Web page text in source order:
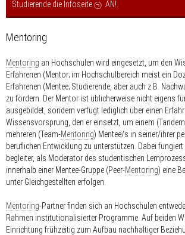
Studierende die Infoseite
AN!
Mentoring
Mentoring an Hochschulen wird eingesetzt, um den
Erfahrenen (Mentor; im Hochschulbereich meist ein
Erfahrenen (Mentee; Studierende, aber auch z.B.
zu fördern. Der Mentor ist üblicherweise nicht eigens
ausgebildet, sondern verfügt lediglich über einen
Wissensvorsprung, den er einsetzt, um einem
mehreren (Team-Mentoring) Mentee/s in seiner/ihrer
beruflichen Entwicklung zu unterstützen. Dabei
begleiter, als Moderator des studentischen
innerhalb einer Mentee-Gruppe (Peer-Mentoring) eine
unter Gleichgestellten erfolgen.
Mentoring-Partner finden sich an Hochschulen
Rahmen institutionalisierter Programme. Auf beiden
Einrichtung frühzeitig zum Aufbau nachhaltiger